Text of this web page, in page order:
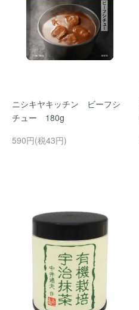
ニシキヤキッチン ビーフシ
チュー 180g
590円(税43円)